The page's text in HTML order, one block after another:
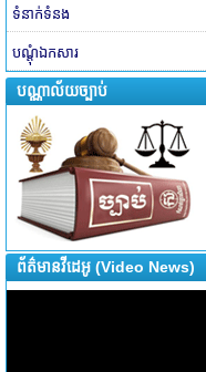
ទំនាក់ទំនង
បណ្តុំឯកសារ
បណ្ណាល័យច្បាប់
ព័ត៌មានវីដេអូ (Video News)